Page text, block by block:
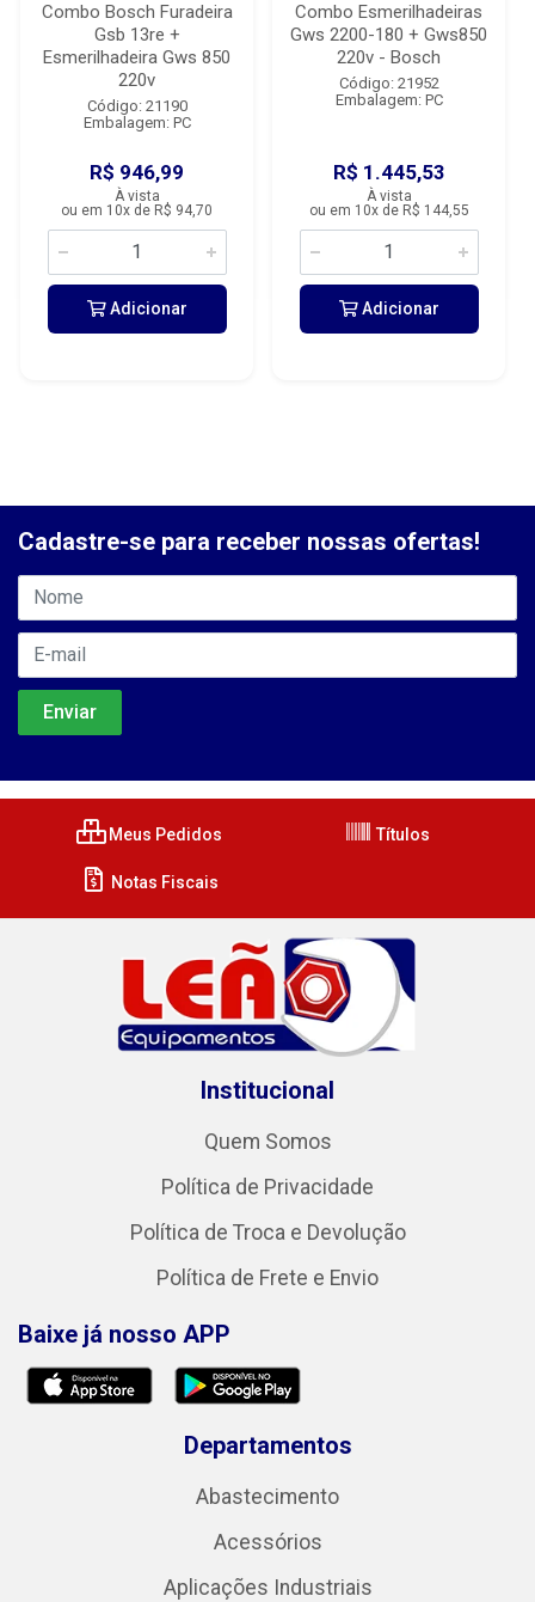
Combo Bosch Furadeira
Gsb 13re +
Esmerilhadeira Gws 850
220v
Código: 21190
Embalagem: PC
R$ 946,99
À vista
ou em 10x de R$ 94,70
Adicionar
Combo Esmerilhadeiras
Gws 2200-180 + Gws850
220v - Bosch
Código: 21952
Embalagem: PC
R$ 1.445,53
À vista
ou em 10x de R$ 144,55
Adicionar
Cadastre-se para receber nossas ofertas!
Meus Pedidos Títulos
Notas Fiscais
Institucional
Quem Somos
Política de Privacidade
Política de Troca e Devolução
Política de Frete e Envio
Baixe já nosso APP
Departamentos
Abastecimento
Acessórios
Aplicações Industriais